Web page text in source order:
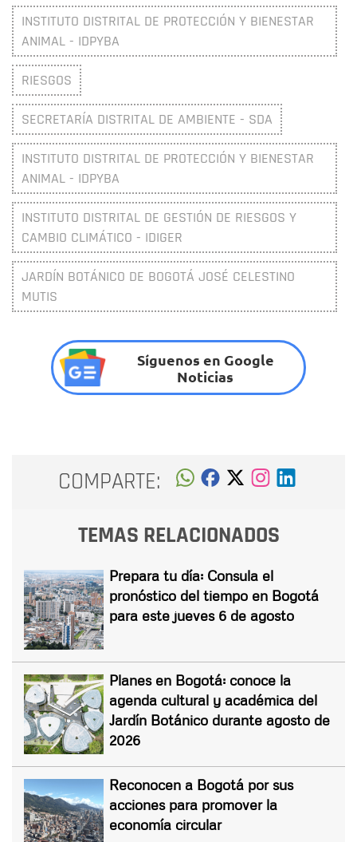
INSTITUTO DISTRITAL DE PROTECCIÓN Y BIENESTAR
ANIMAL - IDPYBA
RIESGOS
SECRETARÍA DISTRITAL DE AMBIENTE - SDA
INSTITUTO DISTRITAL DE PROTECCIÓN Y BIENESTAR
ANIMAL - IDPYBA
INSTITUTO DISTRITAL DE GESTIÓN DE RIESGOS Y
CAMBIO CLIMÁTICO - IDIGER
JARDÍN BOTÁNICO DE BOGOTÁ JOSÉ CELESTINO
MUTIS
Síguenos en Google
Noticias
COMPARTE:
TEMAS RELACIONADOS
Prepara tu día: Consula el
pronóstico del tiempo en Bogotá
para este jueves 6 de agosto
Planes en Bogotá: conoce la
agenda cultural y académica del
Jardín Botánico durante agosto de
2026
Reconocen a Bogotá por sus
acciones para promover la
economía circular